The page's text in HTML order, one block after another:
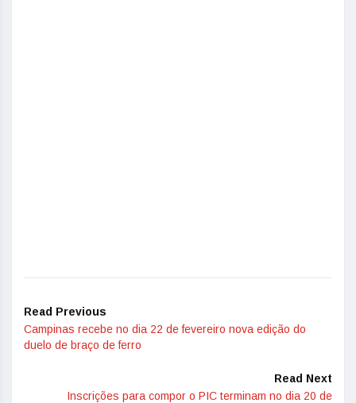
Read Previous
Campinas recebe no dia 22 de fevereiro nova edição do
duelo de braço de ferro
Read Next
Inscrições para compor o PIC terminam no dia 20 de